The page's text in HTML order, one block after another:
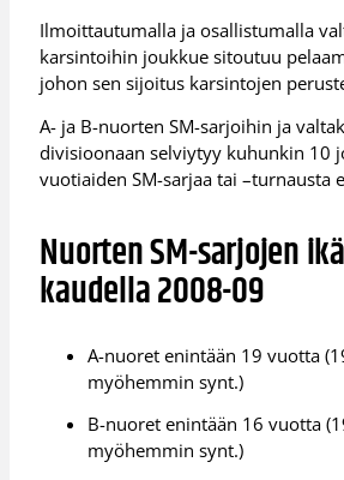
Ilmoittautumalla ja osallistumalla
karsintoihin joukkue sitoutuu
johon sen sijoitus karsintojen
A- ja B-nuorten SM-sarjoihin ja
divisioonaan selviytyy kuhunkin 10
vuotiaiden SM-sarjaa tai –turnausta
Nuorten SM-sarjojen
kaudella 2008-09
A-nuoret enintään 19 vuotta
myöhemmin synt.)
B-nuoret enintään 16 vuotta
myöhemmin synt.)